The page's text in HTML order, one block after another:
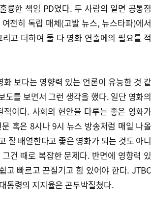
륭한 책임 PD였다. 두 사람의 일면 공통점
전히 독립 매체(고발 뉴스, 뉴스타파)에서
고 더하여 둘 다 영화 연출에의 필요를 적
보다는 영향력 있는 언론이 유능한 것 같
를 보면서 그런 생각을 했다. 일단 영화의
이다. 사회의 현안을 다루는 좋은 영화가
혹은 8시나 9시 뉴스 방송처럼 매일 나올
잘 배열한다고 좋은 영화가 되는 것도 아니
건 때로 복잡한 문제다. 반면에 영향력 있
고 빠르고 끈질기고 힘 있어야 한다. JTBC
통령의 지지율은 곤두박질쳤다.